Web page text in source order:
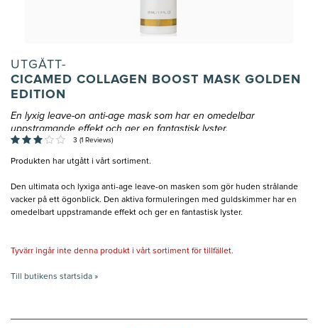
UTGÅTT-
CICAMED COLLAGEN BOOST MASK GOLDEN
EDITION
En lyxig leave-on anti-age mask som har en omedelbar
uppstramande effekt och ger en fantastisk lyster.
3 (1 Reviews)
Produkten har utgått i vårt sortiment.
Den ultimata och lyxiga anti-age leave-on masken som gör huden strålande
vacker på ett ögonblick. Den aktiva formuleringen med guldskimmer har en
omedelbart uppstramande effekt och ger en fantastisk lyster.
Tyvärr ingår inte denna produkt i vårt sortiment för tillfället.
Till butikens startsida »